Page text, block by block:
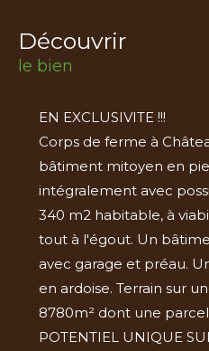
découvrir
le bien
EN EXCLUSIVITE !!!
Corps de ferme à
bâtiment mitoyen en
intégralement avec
340 m2 habitable, à
tout à l'égout. Un
avec garage et préau.
en ardoise. Terrain sur
8780m² dont une
POTENTIEL UNIQUE